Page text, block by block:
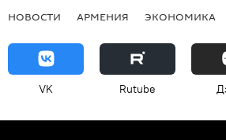
НОВОСТИ АРМЕНИЯ ЭКОНОМИКА
VK Rutube